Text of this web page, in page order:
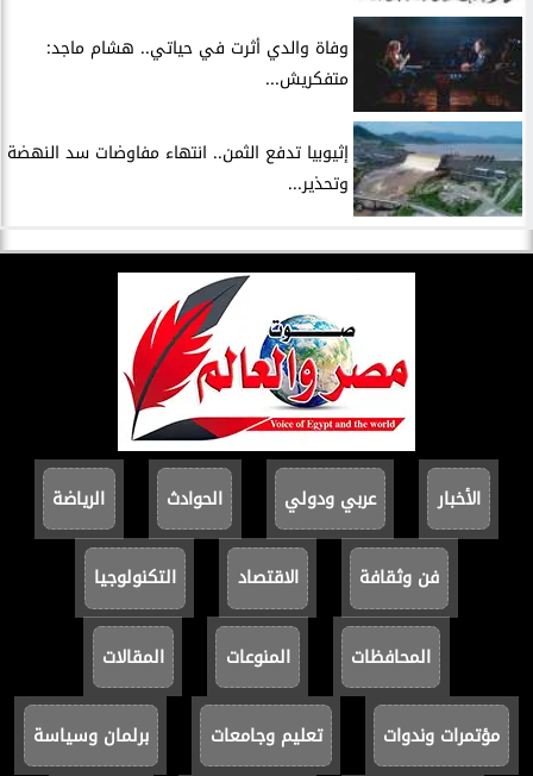
وفاة والدي أثرت في حياتي.. هشام ماجد:
متفكريش...
إثيوبيا تدفع الثمن.. انتهاء مفاوضات سد النهضة
وتحذير...
الأخبار عربي ودولي الحوادث الرياضة
فن وثقافة الاقتصاد التكنولوجيا
المحافظات المنوعات المقالات
مؤتمرات وندوات تعليم وجامعات برلمان وسياسة